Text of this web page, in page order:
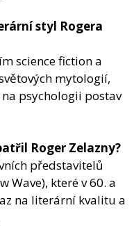
styl Rogera
science fiction a
mytologií,
psychologii postav
Roger Zelazny?
představitelů
Wave), které v 60. a
na literární kvalitu a